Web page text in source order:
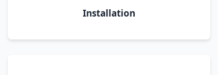
Installation